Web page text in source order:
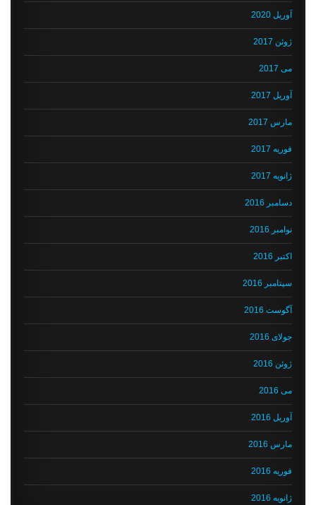
آوریل 2020
ژوئن 2017
می 2017
آوریل 2017
مارس 2017
فوریه 2017
ژانویه 2017
دسامبر 2016
نوامبر 2016
اکتبر 2016
سپتامبر 2016
آگوست 2016
جولای 2016
ژوئن 2016
می 2016
آوریل 2016
مارس 2016
فوریه 2016
ژانویه 2016